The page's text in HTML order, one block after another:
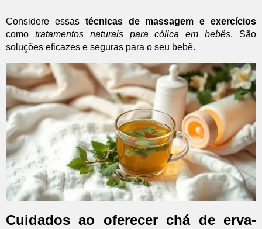
Considere essas técnicas de massagem e exercícios
como tratamentos naturais para cólica em bebês. São
soluções eficazes e seguras para o seu bebê.
Cuidados ao oferecer chá de erva-